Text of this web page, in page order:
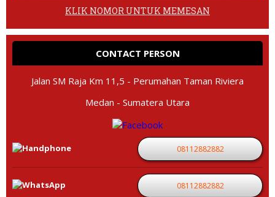
KLIK NOMOR UNTUK MEMESAN
CONTACT PERSON
Jalan SM Raja Km 11,5 - Perumahan Taman Riviera
Medan - Sumatera Utara
08112882882
08112882882